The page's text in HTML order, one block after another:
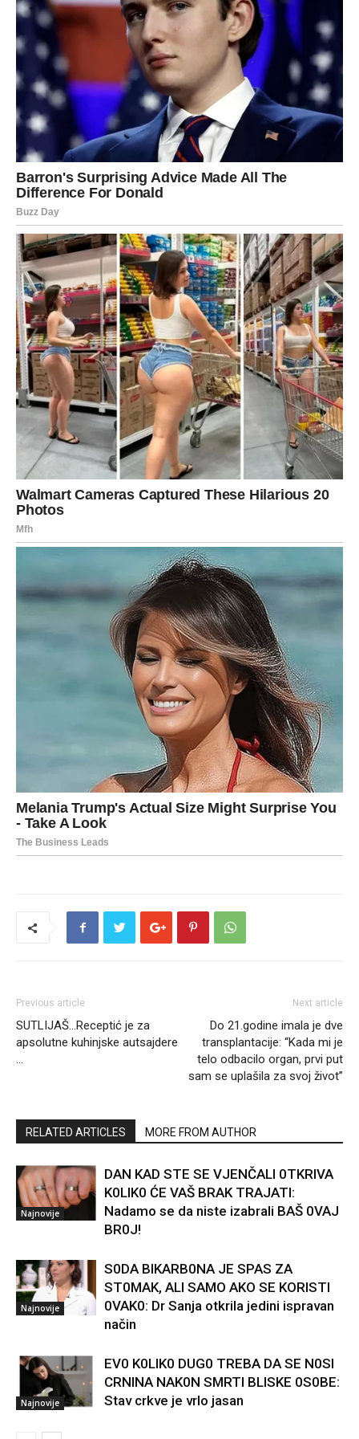
Previous article
SUTLIJAŠ…Receptić je za
apsolutne kuhinjske autsajdere
…
Next article
Do 21.godine imala je dve
transplantacije: “Kada mi je
telo odbacilo organ, prvi put
sam se uplašila za svoj život”
RELATED ARTICLES MORE FROM AUTHOR
Najnovije
DAN KAD STE SE VJENČALI 0TKRIVA
K0LIK0 ĆE VAŠ BRAK TRAJATI:
Nadamo se da niste izabrali BAŠ 0VAJ
BR0J!
Najnovije
S0DA BIKARB0NA JE SPAS ZA
ST0MAK, ALI SAMO AKO SE KORISTI
0VAK0: Dr Sanja otkrila jedini ispravan
način
Najnovije
EV0 K0LIK0 DUG0 TREBA DA SE N0SI
CRNINA NAK0N SMRTI BLISKE 0S0BE:
Stav crkve je vrlo jasan